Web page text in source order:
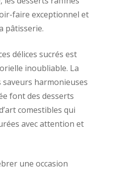
faire exceptionnel et
pâtisserie.
délices sucrés est
inoubliable. La
harmonieuses
font des desserts
comestibles qui
avec attention et
une occasion